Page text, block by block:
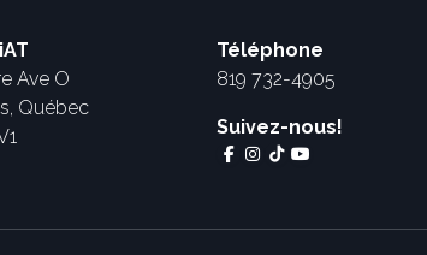
Ave O
Québec
Téléphone
819 732-4905
Suivez-nous!